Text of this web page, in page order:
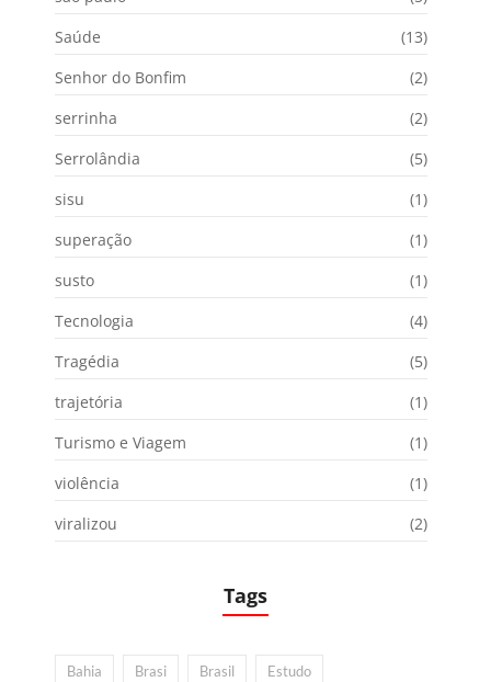
Saúde
(13)
Senhor do Bonfim
(2)
serrinha
(2)
Serrolândia
(5)
sisu
(1)
superação
(1)
susto
(1)
Tecnologia
(4)
Tragédia
(5)
trajetória
(1)
Turismo e Viagem
(1)
violência
(1)
viralizou
(2)
Tags
Bahia Brasi Brasil Estudo